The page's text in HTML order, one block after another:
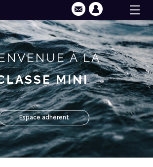
À LA
MINI
Espace adhérent